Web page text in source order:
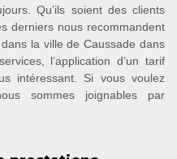
Qu’ils soient des clients
derniers nous recommandent
la ville de Caussade dans
l’application d’un tarif
intéressant. Si vous voulez
sommes joignables par